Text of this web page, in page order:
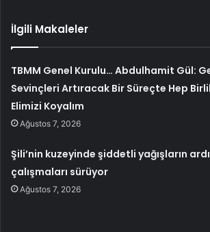
İlgili Makaleler
TBMM Genel Kurulu… Abdulhamit Gül:
Sevinçleri Artıracak Bir Süreçte Hep
Elimizi Koyalım
Ağustos 7, 2026
Şili’nin kuzeyinde şiddetli yağışların
çalışmaları sürüyor
Ağustos 7, 2026